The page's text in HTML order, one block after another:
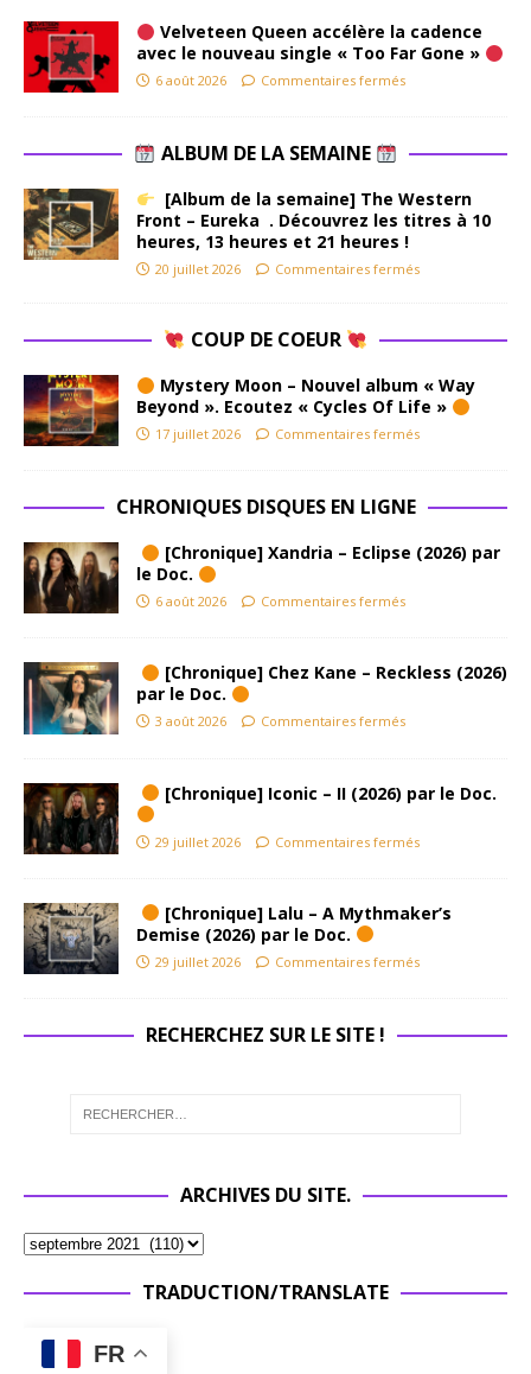
Velveteen Queen accélère la cadence
avec le nouveau single « Too Far Gone »
6 août 2026 Commentaires fermés
ALBUM DE LA SEMAINE
[Album de la semaine] The Western
Front – Eureka . Découvrez les titres à 10
heures, 13 heures et 21 heures !
20 juillet 2026 Commentaires fermés
COUP DE COEUR
Mystery Moon – Nouvel album « Way
Beyond ». Ecoutez « Cycles Of Life »
17 juillet 2026 Commentaires fermés
CHRONIQUES DISQUES EN LIGNE
[Chronique] Xandria – Eclipse (2026) par
le Doc.
6 août 2026 Commentaires fermés
[Chronique] Chez Kane – Reckless (2026)
par le Doc.
3 août 2026 Commentaires fermés
[Chronique] Iconic – II (2026) par le Doc.
29 juillet 2026 Commentaires fermés
[Chronique] Lalu – A Mythmaker’s
Demise (2026) par le Doc.
29 juillet 2026 Commentaires fermés
RECHERCHEZ SUR LE SITE !
ARCHIVES DU SITE.
TRADUCTION/TRANSLATE
FR